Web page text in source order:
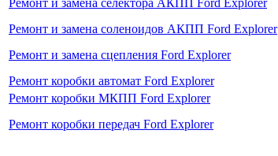
Ремонт и замена соленоидов АКПП Ford Explorer
Ремонт и замена сцепления Ford Explorer
Ремонт коробки автомат Ford Explorer
Ремонт коробки МКПП Ford Explorer
Ремонт коробки передач Ford Explorer